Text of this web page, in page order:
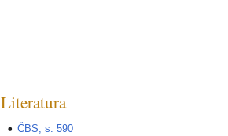
Literatura
ČBS, s. 590